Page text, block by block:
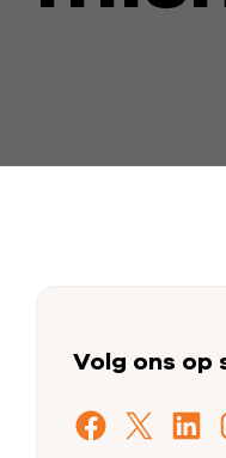
Volg ons op
Facebook X LinkedIn